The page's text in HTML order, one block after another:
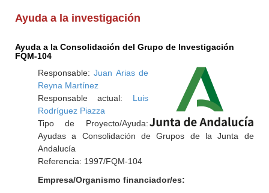
Ayuda a la investigación
Ayuda a la Consolidación del Grupo de Investigación
FQM-104
Responsable:Juan Arias de
Reyna Martínez
Responsable actual: Luis
Rodríguez Piazza
Tipo de Proyecto/Ayuda:
Ayudas a Consolidación de Grupos de la Junta de
Andalucía
Referencia: 1997/FQM-104
Empresa/Organismo financiador/es: